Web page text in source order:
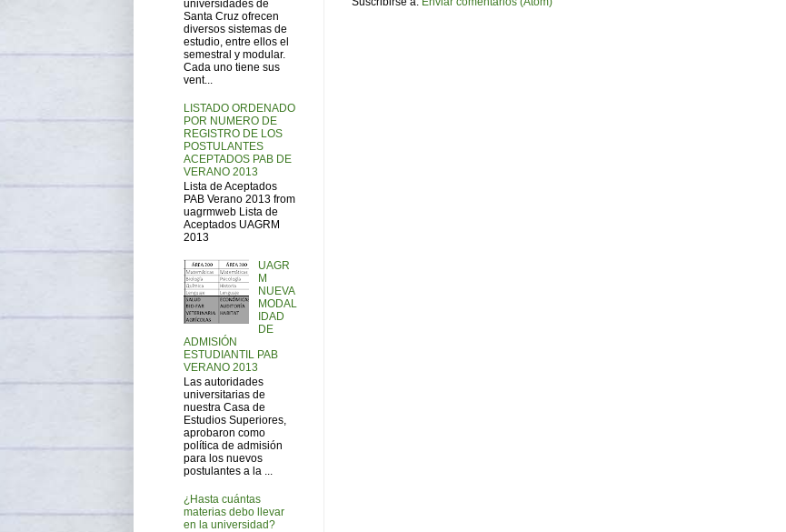
universidades de
Santa Cruz ofrecen
diversos sistemas de
estudio, entre ellos el
semestral y modular.
Cada uno tiene sus
vent...
LISTADO ORDENADO
POR NUMERO DE
REGISTRO DE LOS
POSTULANTES
ACEPTADOS PAB DE
VERANO 2013
Lista de Aceptados
PAB Verano 2013 from
uagrmweb Lista de
Aceptados UAGRM
2013
UAGR
M
NUEVA
MODAL
IDAD
DE
ADMISIÓN
ESTUDIANTIL PAB
VERANO 2013
Las autoridades
universitarias de
nuestra Casa de
Estudios Superiores,
aprobaron como
política de admisión
para los nuevos
postulantes a la ...
¿Hasta cuántas
materias debo llevar
en la universidad?